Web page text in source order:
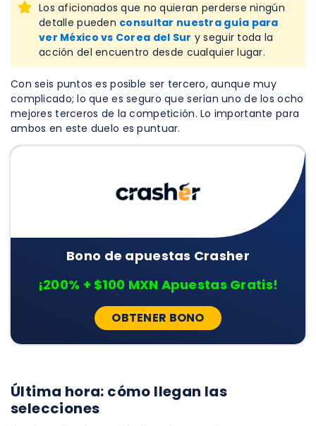
Los aficionados que no quieran perderse ningún
detalle pueden consultar nuestra guía para
ver México vs Corea del Sur y seguir toda la
acción del encuentro desde cualquier lugar.
Con seis puntos es posible ser tercero, aunque muy
complicado; lo que es seguro que serían uno de los ocho
mejores terceros de la competición. Lo importante para
ambos en este duelo es puntuar.
Bono de apuestas Crasher
¡200% + $100 MXN Apuestas Gratis!
OBTENER BONO
Última hora: cómo llegan las
selecciones